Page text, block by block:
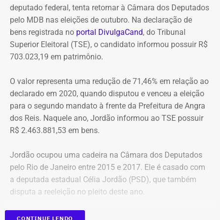
pancada, dos pequenos aos grandes, e bonecos de
silicone em tamanho adulto para que elas treinem todos
os movimentos. Ela relembra o caso de uma mulher
conseguiu se livrar das agressões do ex-marido graças às
aulas.
“Eu tive uma aluna que era bem tímida nas aulas. Parecia
ter vergonha ao fazer os movimentos de socos. Chegava
até a dar risada nos movimentos de tão sem graça que
ficava. Até que houve um dia em que ela acordou com
um soco do esposo por causa de ciúmes. Depois ele a
me contou que só conseguia pensar nos golpes dos
exercícios. Então se defendeu, conseguiu se livrar dele e
fugiu”, recorda.
Na primeira declaração de bens, apresentada em 2012, o
patrimônio era composto principalmente por um
automóvel Honda Civic, dinheiro em espécie e pequenas
quantias mantidas em conta corrente e caderneta de
poupança.
Empresas enquadradas poderão
perder benefícios fiscais e ficar fora
de licitações
Caso seja enquadrado como devedor contumaz, o
contribuinte poderá perder o acesso a benefícios fiscais e
ficará impedido de participar de licitações e de firmar
novos vínculos com a administração pública estadual.
A proposta também cria um cadastro estadual de
devedores contumazes, que deverá ser divulgado no
portal da Secretaria de Estado de Fazenda (Sefaz). A lista
trará informações como CNPJ, razão social e número do
processo administrativo e poderá ser integrada às bases
da Receita Federal e da Procuradoria-Geral da Fazenda
Nacional.
deputado federal, tenta retornar à Câmara dos Deputados
pelo MDB nas eleições de outubro. Na declaração de
bens registrada no portal DivulgaCand, do Tribunal
Superior Eleitoral (TSE), o candidato informou possuir R$
703.023,19 em patrimônio.
O valor representa uma redução de 71,46% em relação ao
declarado em 2020, quando disputou e venceu a eleição
para o segundo mandato à frente da Prefeitura de Angra
dos Reis. Naquele ano, Jordão informou ao TSE possuir
R$ 2.463.881,53 em bens.
Jordão ocupou uma cadeira na Câmara dos Deputados
pelo Rio de Janeiro entre 2015 e 2017. Ele é casado com
a deputada estadual Célia Jordão (PSD), que também
disputa a reeleição no pleito deste ano.